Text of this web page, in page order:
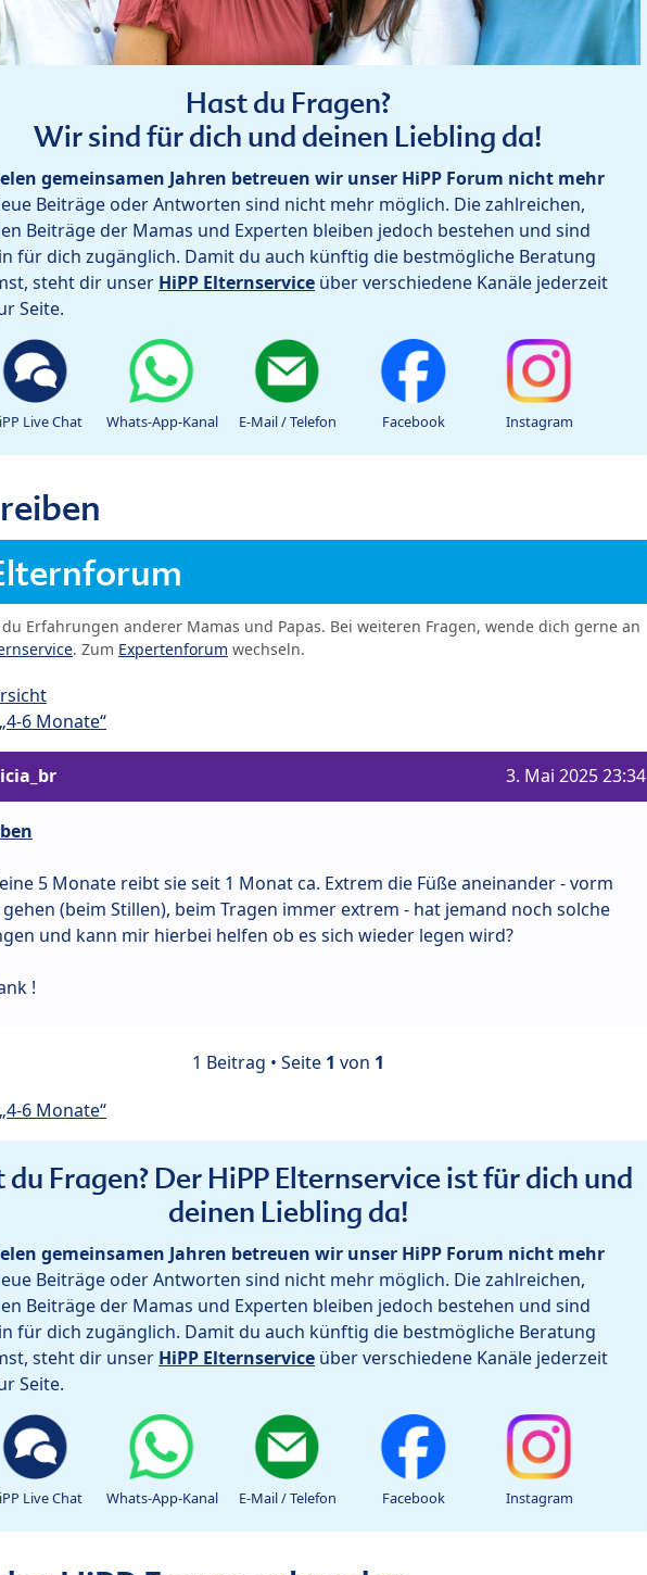
Hast du Fragen?
Wir sind für dich und deinen Liebling da!
gemeinsamen Jahren betreuen wir unser HiPP Forum nicht mehr
Beiträge oder Antworten sind nicht mehr möglich. Die zahlreichen,
Beiträge der Mamas und Experten bleiben jedoch bestehen und sind
für dich zugänglich. Damit du auch künftig die bestmögliche Beratung
steht dir unser HiPP Elternservice über verschiedene Kanäle jederzeit
Seite.
Live Chat Whats-App-Kanal E-Mail / Telefon Facebook Instagram
Erfahrungen anderer Mamas und Papas. Bei weiteren Fragen, wende dich gerne an
. Zum Expertenforum wechseln.
6 Monate“
3. Mai 2025 23:34
5 Monate reibt sie seit 1 Monat ca. Extrem die Füße aneinander - vorm
(beim Stillen), beim Tragen immer extrem - hat jemand noch solche
und kann mir hierbei helfen ob es sich wieder legen wird?
!
1 Beitrag • Seite 1 von 1
6 Monate“
du Fragen? Der HiPP Elternservice ist für dich und
deinen Liebling da!
gemeinsamen Jahren betreuen wir unser HiPP Forum nicht mehr
Beiträge oder Antworten sind nicht mehr möglich. Die zahlreichen,
Beiträge der Mamas und Experten bleiben jedoch bestehen und sind
für dich zugänglich. Damit du auch künftig die bestmögliche Beratung
steht dir unser HiPP Elternservice über verschiedene Kanäle jederzeit
Seite.
Live Chat Whats-App-Kanal E-Mail / Telefon Facebook Instagram